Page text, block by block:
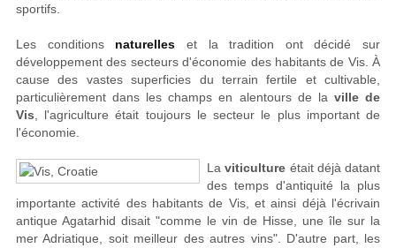
sportifs.
Les conditions naturelles et la tradition ont décidé sur
développement des secteurs d'économie des habitants de Vis. À
cause des vastes superficies du terrain fertile et cultivable,
particulièrement dans les champs en alentours de la ville de
Vis , l'agriculture était toujours le secteur le plus important de
l'économie.
Laviticulture était déjà datant
des temps d'antiquité la plus
importante activité des habitants de Vis, et ainsi déjà l'écrivain
antique Agatarhid disait "comme le vin de Hisse, une île sur la
mer Adriatique, soit meilleur des autres vins". D'autre part, les